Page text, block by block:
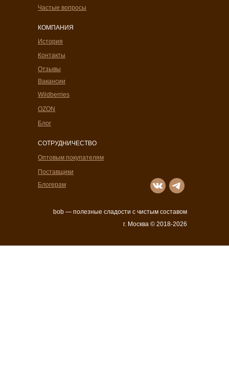
bob — полезные сладости с чистым составом
г. Москва © 2018-2026
СОТРУДНИЧЕСТВО
Оптовым покупателям
Поставщики
Блогерам
Частые вопросы
КОМПАНИЯ
История
Контакты
Отзывы
Вакансии
Wildberries
OZON
Блог